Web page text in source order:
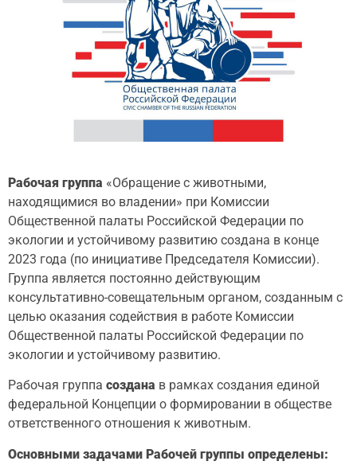
Рабочая группа «Обращение с животными,
находящимися во владении» при Комиссии
Общественной палаты Российской Федерации по
экологии и устойчивому развитию создана в конце
2023 года (по инициативе Председателя Комиссии).
Группа является постоянно действующим
консультативно-совещательным органом, созданным с
целью оказания содействия в работе Комиссии
Общественной палаты Российской Федерации по
экологии и устойчивому развитию.
Рабочая группа создана в рамках создания единой
федеральной Концепции о формировании в обществе
ответственного отношения к животным.
Основными задачами Рабочей группы определены: